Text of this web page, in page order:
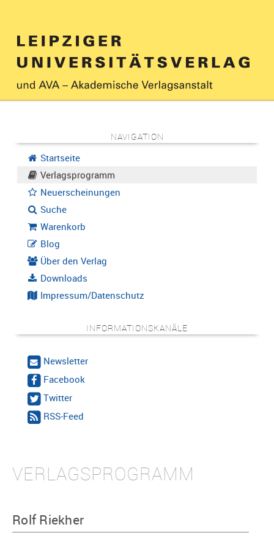
NAVIGATION
Startseite
Verlagsprogramm
Neuerscheinungen
Suche
Warenkorb
Blog
Über den Verlag
Downloads
Impressum/Datenschutz
INFORMATIONSKANÄLE
Newsletter
Facebook
Twitter
RSS-Feed
VERLAGSPROGRAMM
Rolf Riekher